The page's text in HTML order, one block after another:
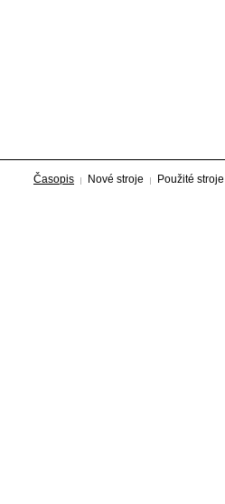
Časopis Nové stroje Použité stroje